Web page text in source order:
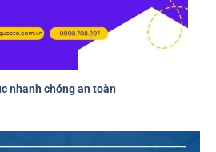
nhanh chóng an toàn